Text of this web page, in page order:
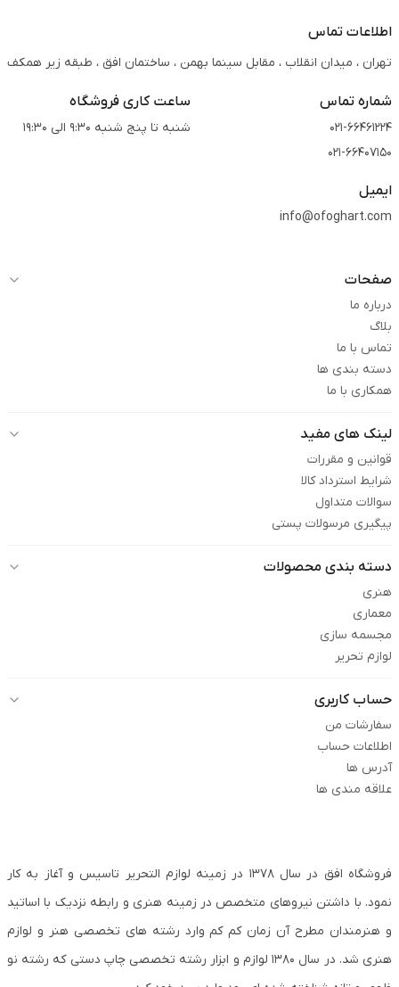
اطلاعات تماس
تهران ، میدان انقلاب ، مقابل سینما بهمن ، ساختمان افق ، طبقه زیر همکف
شماره تماس
021-66461224
021-66407150
ساعت کاری فروشگاه
شنبه تا پنج شنبه 9:30 الی 19:30
ایمیل
info@ofoghart.com
صفحات
درباره ما
بلاگ
تماس با ما
دسته بندی ها
همکاری با ما
لینک های مفید
قوانین و مقررات
شرایط استرداد کالا
سوالات متداول
پیگیری مرسولات پستی
دسته بندی محصولات
هنری
معماری
مجسمه سازی
لوازم تحریر
حساب کاربری
سفارشات من
اطلاعات حساب
آدرس ها
علاقه مندی ها
فروشگاه افق در سال ۱۳۷۸ در زمینه لوازم التحریر تاسیس و آغاز به کار
نمود. با داشتن نیروهای متخصص در زمینه هنری و رابطه نزدیک با اساتید
و هنرمندان مطرح آن زمان کم کم وارد رشته های تخصصی هنر و لوازم
هنری شد. در سال ۱۳۸۰ لوازم و ابزار رشته تخصصی چاپ دستی که رشته نو